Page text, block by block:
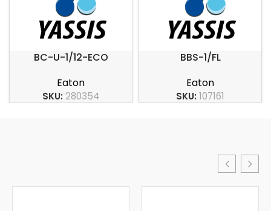
BC-U-1/12-ECO
Eaton
SKU:280354
BBS-1/FL
Eaton
SKU:107161